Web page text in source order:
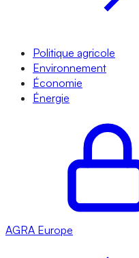
Politique agricole
Environnement
Économie
Énergie
AGRA Europe